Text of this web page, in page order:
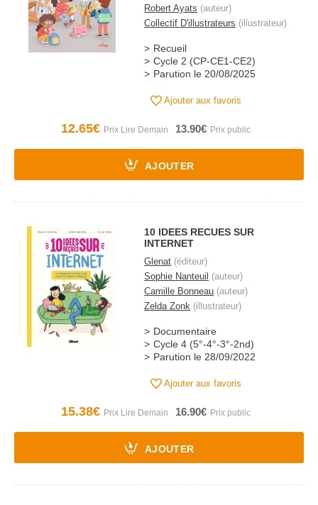
Robert Ayats (auteur)
Collectif D'illustrateurs (illustrateur)
Recueil
Cycle 2 (CP-CE1-CE2)
Parution le 20/08/2025
Ajouter aux favoris
12.65€ 13.90€
AJOUTER
10 IDEES RECUES SUR
INTERNET
Glenat (éditeur)
Sophie Nanteuil (auteur)
Camille Bonneau (auteur)
Zelda Zonk (illustrateur)
Documentaire
Cycle 4 (5°-4°-3°-2nd)
Parution le 28/09/2022
Ajouter aux favoris
15.38€ 16.90€
AJOUTER